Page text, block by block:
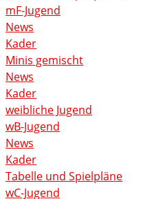
mF-Jugend
News
Kader
Minis gemischt
News
Kader
weibliche Jugend
wB-Jugend
News
Kader
Tabelle und Spielpläne
wC-Jugend